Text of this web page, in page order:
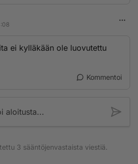
ei kylläkään ole luovutettu
Kommentoi
aloitusta...
3 sääntöjenvastaista viestiä.